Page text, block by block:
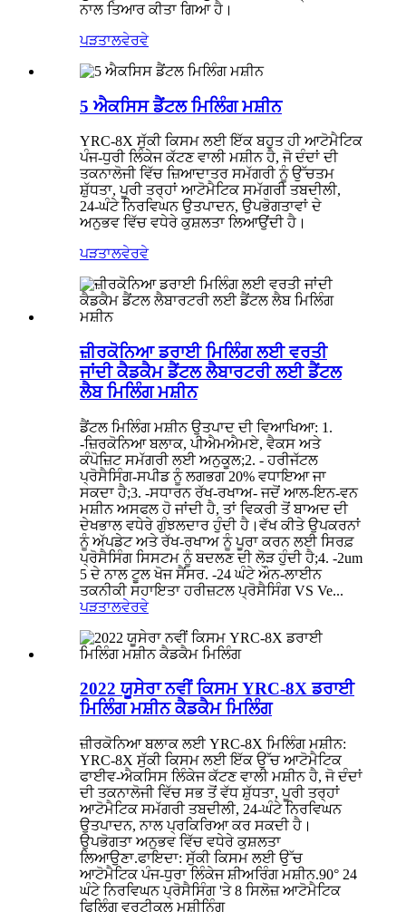
ਨਾਲ ਤਿਆਰ ਕੀਤਾ ਗਿਆ ਹੈ।
ਪੜਤਾਲਵੇਰਵੇ
5 ਐਕਸਿਸ ਡੈਂਟਲ ਮਿਲਿੰਗ ਮਸ਼ੀਨ
YRC-8X ਸੁੱਕੀ ਕਿਸਮ ਲਈ ਇੱਕ ਬਹੁਤ ਹੀ ਆਟੋਮੈਟਿਕ
ਪੰਜ-ਧੁਰੀ ਲਿੰਕੇਜ ਕੱਟਣ ਵਾਲੀ ਮਸ਼ੀਨ ਹੈ, ਜੋ ਦੰਦਾਂ ਦੀ
ਤਕਨਾਲੋਜੀ ਵਿੱਚ ਜ਼ਿਆਦਾਤਰ ਸਮੱਗਰੀ ਨੂੰ ਉੱਚਤਮ
ਸ਼ੁੱਧਤਾ, ਪੂਰੀ ਤਰ੍ਹਾਂ ਆਟੋਮੈਟਿਕ ਸਮੱਗਰੀ ਤਬਦੀਲੀ,
24-ਘੰਟੇ ਨਿਰਵਿਘਨ ਉਤਪਾਦਨ, ਉਪਭੋਗਤਾਵਾਂ ਦੇ
ਅਨੁਭਵ ਵਿੱਚ ਵਧੇਰੇ ਕੁਸ਼ਲਤਾ ਲਿਆਉਂਦੀ ਹੈ।
ਪੜਤਾਲਵੇਰਵੇ
ਜ਼ੀਰਕੋਨਿਆ ਡਰਾਈ ਮਿਲਿੰਗ ਲਈ ਵਰਤੀ
ਜਾਂਦੀ ਕੈਡਕੈਮ ਡੈਂਟਲ ਲੈਬਾਰਟਰੀ ਲਈ ਡੈਂਟਲ
ਲੈਬ ਮਿਲਿੰਗ ਮਸ਼ੀਨ
ਡੈਂਟਲ ਮਿਲਿੰਗ ਮਸ਼ੀਨ ਉਤਪਾਦ ਦੀ ਵਿਆਖਿਆ: 1.
-ਜ਼ਿਰਕੋਨਿਆ ਬਲਾਕ, ਪੀਐਮਐਮਏ, ਵੈਕਸ ਅਤੇ
ਕੰਪੋਜ਼ਿਟ ਸਮੱਗਰੀ ਲਈ ਅਨੁਕੂਲ;2. - ਹਰੀਜੱਟਲ
ਪ੍ਰੋਸੈਸਿੰਗ-ਸਪੀਡ ਨੂੰ ਲਗਭਗ 20% ਵਧਾਇਆ ਜਾ
ਸਕਦਾ ਹੈ;3. -ਸਧਾਰਨ ਰੱਖ-ਰਖਾਅ- ਜਦੋਂ ਆਲ-ਇਨ-ਵਨ
ਮਸ਼ੀਨ ਅਸਫਲ ਹੋ ਜਾਂਦੀ ਹੈ, ਤਾਂ ਵਿਕਰੀ ਤੋਂ ਬਾਅਦ ਦੀ
ਦੇਖਭਾਲ ਵਧੇਰੇ ਗੁੰਝਲਦਾਰ ਹੁੰਦੀ ਹੈ।ਵੱਖ ਕੀਤੇ ਉਪਕਰਨਾਂ
ਨੂੰ ਅੱਪਡੇਟ ਅਤੇ ਰੱਖ-ਰਖਾਅ ਨੂੰ ਪੂਰਾ ਕਰਨ ਲਈ ਸਿਰਫ਼
ਪ੍ਰੋਸੈਸਿੰਗ ਸਿਸਟਮ ਨੂੰ ਬਦਲਣ ਦੀ ਲੋੜ ਹੁੰਦੀ ਹੈ;4. -2um
5 ਦੇ ਨਾਲ ਟੂਲ ਖੋਜ ਸੈਂਸਰ. -24 ਘੰਟੇ ਔਨ-ਲਾਈਨ
ਤਕਨੀਕੀ ਸਹਾਇਤਾ ਹਰੀਜ਼ਟਲ ਪ੍ਰੋਸੈਸਿੰਗ VS Ve...
ਪੜਤਾਲਵੇਰਵੇ
2022 ਯੂਸੇਰਾ ਨਵੀਂ ਕਿਸਮ YRC-8X ਡਰਾਈ
ਮਿਲਿੰਗ ਮਸ਼ੀਨ ਕੈਡਕੈਮ ਮਿਲਿੰਗ
ਜ਼ੀਰਕੋਨਿਆ ਬਲਾਕ ਲਈ YRC-8X ਮਿਲਿੰਗ ਮਸ਼ੀਨ:
YRC-8X ਸੁੱਕੀ ਕਿਸਮ ਲਈ ਇੱਕ ਉੱਚ ਆਟੋਮੈਟਿਕ
ਫਾਈਵ-ਐਕਸਿਸ ਲਿੰਕੇਜ ਕੱਟਣ ਵਾਲੀ ਮਸ਼ੀਨ ਹੈ, ਜੋ ਦੰਦਾਂ
ਦੀ ਤਕਨਾਲੋਜੀ ਵਿੱਚ ਸਭ ਤੋਂ ਵੱਧ ਸ਼ੁੱਧਤਾ, ਪੂਰੀ ਤਰ੍ਹਾਂ
ਆਟੋਮੈਟਿਕ ਸਮੱਗਰੀ ਤਬਦੀਲੀ, 24-ਘੰਟੇ ਨਿਰਵਿਘਨ
ਉਤਪਾਦਨ, ਨਾਲ ਪ੍ਰਕਿਰਿਆ ਕਰ ਸਕਦੀ ਹੈ।
ਉਪਭੋਗਤਾ ਅਨੁਭਵ ਵਿੱਚ ਵਧੇਰੇ ਕੁਸ਼ਲਤਾ
ਲਿਆਉਣਾ.ਫਾਇਦਾ: ਸੁੱਕੀ ਕਿਸਮ ਲਈ ਉੱਚ
ਆਟੋਮੈਟਿਕ ਪੰਜ-ਧੁਰਾ ਲਿੰਕੇਜ ਸ਼ੀਅਰਿੰਗ ਮਸ਼ੀਨ.90° 24
ਘੰਟੇ ਨਿਰਵਿਘਨ ਪ੍ਰੋਸੈਸਿੰਗ 'ਤੇ 8 ਸਿਲੋਜ਼ ਆਟੋਮੈਟਿਕ
ਫਿਲਿੰਗ ਵਰਟੀਕਲ ਮਸ਼ੀਨਿੰਗ